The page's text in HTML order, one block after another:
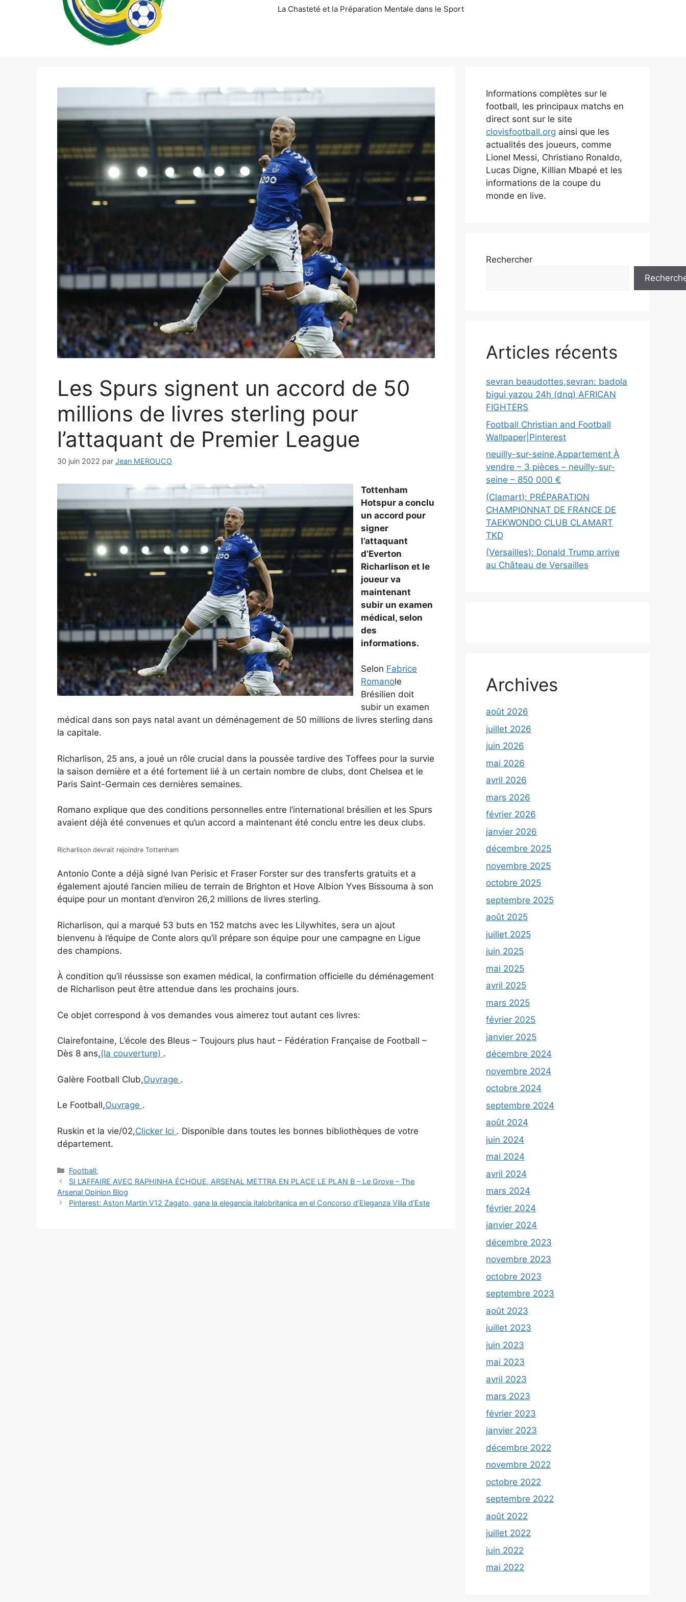
La Chasteté et la Préparation Mentale dans le Sport
Les Spurs signent un accord de 50
millions de livres sterling pour
l’attaquant de Premier League
30 juin 2022 par Jean MEROUCO
Tottenham
Hotspur a conclu
un accord pour
signer
l’attaquant
d’Everton
Richarlison et le
joueur va
maintenant
subir un examen
médical, selon
des
informations.
Selon Fabrice
Romanole
Brésilien doit
subir un examen
médical dans son pays natal avant un déménagement de 50 millions de livres sterling dans
la capitale.
Richarlison, 25 ans, a joué un rôle crucial dans la poussée tardive des Toffees pour la survie
la saison dernière et a été fortement lié à un certain nombre de clubs, dont Chelsea et le
Paris Saint-Germain ces dernières semaines.
Romano explique que des conditions personnelles entre l’international brésilien et les Spurs
avaient déjà été convenues et qu’un accord a maintenant été conclu entre les deux clubs.
Richarlison devrait rejoindre Tottenham
Antonio Conte a déjà signé Ivan Perisic et Fraser Forster sur des transferts gratuits et a
également ajouté l’ancien milieu de terrain de Brighton et Hove Albion Yves Bissouma à son
équipe pour un montant d’environ 26,2 millions de livres sterling.
Richarlison, qui a marqué 53 buts en 152 matchs avec les Lilywhites, sera un ajout
bienvenu à l’équipe de Conte alors qu’il prépare son équipe pour une campagne en Ligue
des champions.
À condition qu’il réussisse son examen médical, la confirmation officielle du déménagement
de Richarlison peut être attendue dans les prochains jours.
Ce objet correspond à vos demandes vous aimerez tout autant ces livres:
Clairefontaine, L’école des Bleus – Toujours plus haut – Fédération Française de Football –
Dès 8 ans,(la couverture) .
Galère Football Club,Ouvrage .
Le Football,Ouvrage .
Ruskin et la vie/02,Clicker Ici . Disponible dans toutes les bonnes bibliothèques de votre
département.
Catégories
Football:
Navigation
des
articles
SI L’AFFAIRE AVEC RAPHINHA ÉCHOUE, ARSENAL METTRA EN PLACE LE PLAN B – Le Grove – The
Arsenal Opinion Blog
Pinterest: Aston Martin V12 Zagato, gana la elegancia italobritanica en el Concorso d’Eleganza Villa d’Este
Informations complètes sur le
football, les principaux matchs en
direct sont sur le site
clovisfootball.org ainsi que les
actualités des joueurs, comme
Lionel Messi, Christiano Ronaldo,
Lucas Digne, Killian Mbapé et les
informations de la coupe du
monde en live.
Rechercher
Articles récents
sevran beaudottes,sevran: badola
bigui yazou 24h (dnq) AFRICAN
FIGHTERS
Football Christian and Football
Wallpaper|Pinterest
neuilly-sur-seine,Appartement À
vendre – 3 pièces – neuilly-sur-
seine – 850 000 €
(Clamart): PRÉPARATION
CHAMPIONNAT DE FRANCE DE
TAEKWONDO CLUB CLAMART
TKD
(Versailles): Donald Trump arrive
au Château de Versailles
Archives
août 2026
juillet 2026
juin 2026
mai 2026
avril 2026
mars 2026
février 2026
janvier 2026
décembre 2025
novembre 2025
octobre 2025
septembre 2025
août 2025
juillet 2025
juin 2025
mai 2025
avril 2025
mars 2025
février 2025
janvier 2025
décembre 2024
novembre 2024
octobre 2024
septembre 2024
août 2024
juin 2024
mai 2024
avril 2024
mars 2024
février 2024
janvier 2024
décembre 2023
novembre 2023
octobre 2023
septembre 2023
août 2023
juillet 2023
juin 2023
mai 2023
avril 2023
mars 2023
février 2023
janvier 2023
décembre 2022
novembre 2022
octobre 2022
septembre 2022
août 2022
juillet 2022
juin 2022
mai 2022